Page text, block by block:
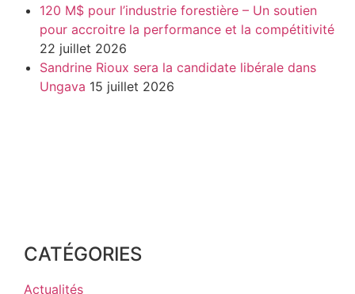
120 M$ pour l’industrie forestière – Un soutien
pour accroitre la performance et la compétitivité
22 juillet 2026
Sandrine Rioux sera la candidate libérale dans
Ungava 15 juillet 2026
CATÉGORIES
Actualités